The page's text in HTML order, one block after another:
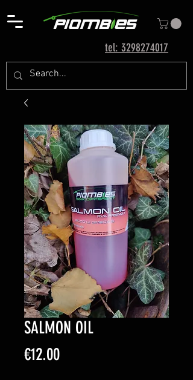
tel: 3298274017
SALMON OIL
€12.00Price